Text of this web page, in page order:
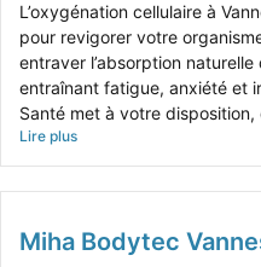
L’oxygénation cellulaire à
pour revigorer votre
entraver l’absorption naturelle
entraînant fatigue, anxiété et
Santé met à votre disposition,
Lire plus
Miha Bodytec